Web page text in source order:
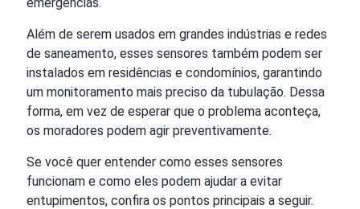
Além de serem usados em grandes indústrias e redes
de saneamento, esses sensores também podem ser
instalados em residências e condomínios, garantindo
um monitoramento mais preciso da tubulação. Dessa
forma, em vez de esperar que o problema aconteça,
os moradores podem agir preventivamente.
Se você quer entender como esses sensores
funcionam e como eles podem ajudar a evitar
entupimentos, confira os pontos principais a seguir.